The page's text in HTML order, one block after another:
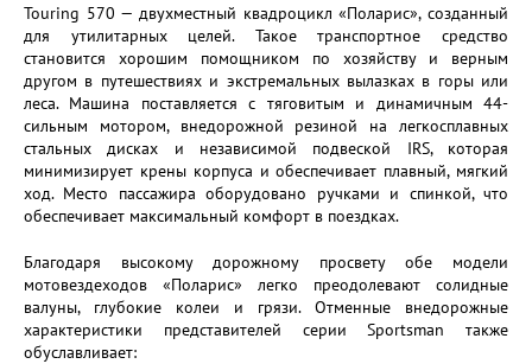
Touring 570 — двухместный квадроцикл «Поларис», созданный
для утилитарных целей. Такое транспортное средство
становится хорошим помощником по хозяйству и верным
другом в путешествиях и экстремальных вылазках в горы или
леса. Машина поставляется с тяговитым и динамичным 44-
сильным мотором, внедорожной резиной на легкосплавных
стальных дисках и независимой подвеской IRS, которая
минимизирует крены корпуса и обеспечивает плавный, мягкий
ход. Место пассажира оборудовано ручками и спинкой, что
обеспечивает максимальный комфорт в поездках.
Благодаря высокому дорожному просвету обе модели
мотовездеходов «Поларис» легко преодолевают солидные
валуны, глубокие колеи и грязи. Отменные внедорожные
характеристики представителей серии Sportsman также
обуславливает: